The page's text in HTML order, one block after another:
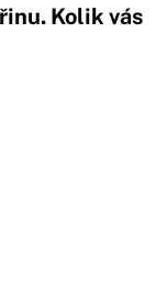
Kolik vás